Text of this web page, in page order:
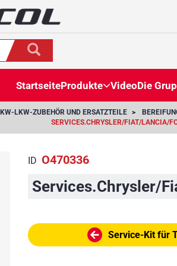
StartseiteProdukte VideoDie
LKW-ZUBEHÖR UND ERSATZTEILE
SERVICES.CHRYSLER/FIAT/LANCIA/
ID O470336
Services.Chrysler/
Service-Kit für